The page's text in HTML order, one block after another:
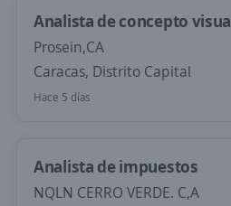
Analista de concepto
Prosein,CA
Caracas, Distrito Capital
Hace 5 días
Analista de impuestos
NQLN CERRO VERDE. C,A